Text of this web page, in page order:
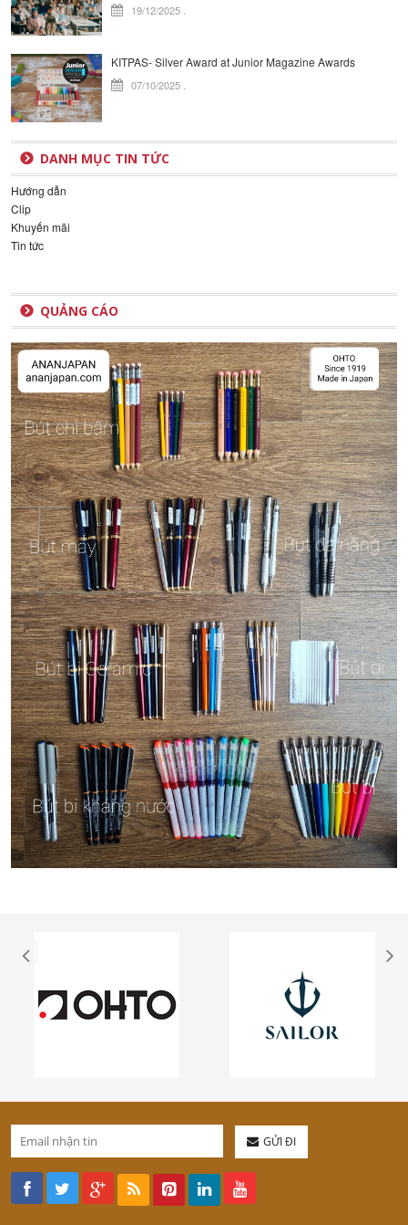
19/12/2025
KITPAS- Silver Award at Junior Magazine Awards
07/10/2025 .
DANH MỤC TIN TỨC
Hướng dẫn
Clip
Khuyến mãi
Tin tức
QUẢNG CÁO
GỬI ĐI